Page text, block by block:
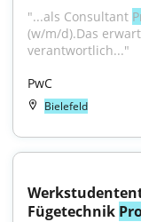
"...als Consultant
(w/m/d).Das
verantwortlich..."
PwC
Bielefeld
Fügetechnik